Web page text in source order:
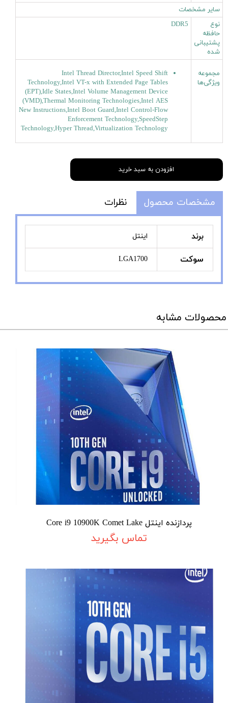
سایر مشخصات
نوع
حافظه
پشتیبانی
شده
DDR5
مجموعه
ویژگی‌ها
Intel Thread Director,Intel Speed Shift
Technology,Intel VT-x with Extended Page Tables
(EPT),Idle States,Intel Volume Management Device
(VMD),Thermal Monitoring Technologies,Intel AES
New Instructions,Intel Boot Guard,Intel Control-Flow
Enforcement Technology,SpeedStep
Technology,Hyper Thread,Virtualization Technology
افزودن به سبد خرید
مشخصات محصول نظرات
برند اینتل
سوکت LGA1700
محصولات مشابه
پردازنده اینتل Core i9 10900K Comet Lake
تماس بگیرید